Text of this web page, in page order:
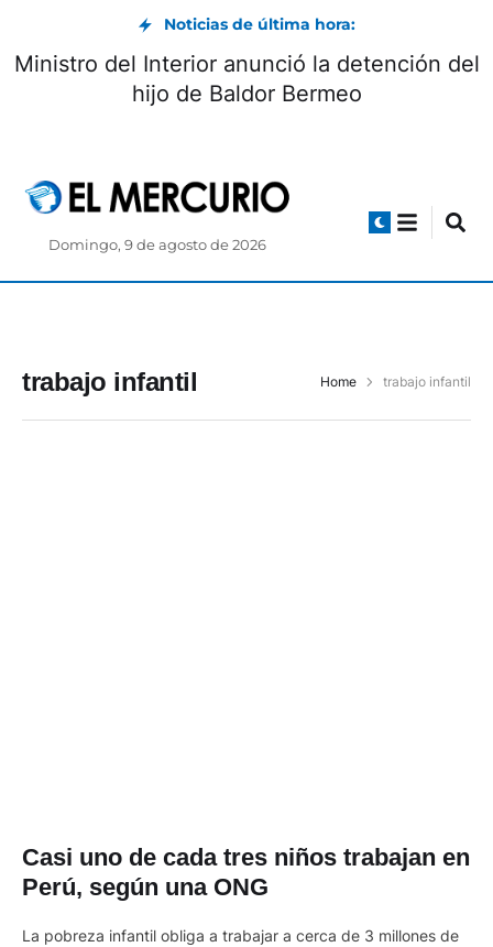
Noticias de última hora:
Ministro del Interior anunció la detención del
hijo de Baldor Bermeo
Domingo, 9 de agosto de 2026
trabajo infantil Home trabajo infantil
Casi uno de cada tres niños trabajan en
Perú, según una ONG
La pobreza infantil obliga a trabajar a cerca de 3 millones de